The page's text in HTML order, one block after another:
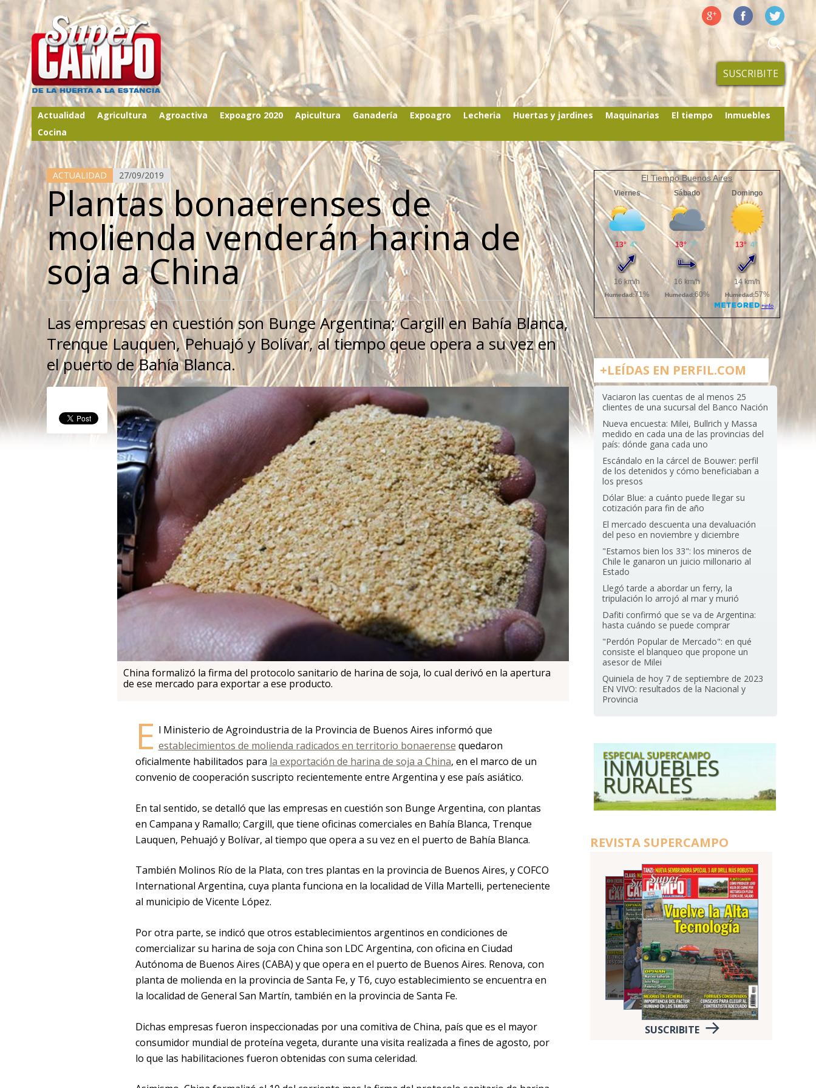
SUSCRIBITE
Actualidad Agricultura Agroactiva Expoagro 2020 Apicultura Ganadería Expoagro Lecheria Huertas y jardines Maquinarias El tiempo
Inmuebles
Cocina
ACTUALIDAD 27/09/2019
Plantas bonaerenses de
molienda venderán harina de
soja a China
Las empresas en cuestión son Bunge Argentina; Cargill en Bahía Blanca,
Trenque Lauquen, Pehuajó y Bolívar, al tiempo qeue opera a su vez en
el puerto de Bahía Blanca.
China formalizó la firma del protocolo sanitario de harina de soja, lo cual derivó en la apertura
de ese mercado para exportar a ese producto.
E l Ministerio de Agroindustria de la Provincia de Buenos Aires informó que
establecimientos de molienda radicados en territorio bonaerense quedaron
oficialmente habilitados para la exportación de harina de soja a China, en el marco de un
convenio de cooperación suscripto recientemente entre Argentina y ese país asiático.
En tal sentido, se detalló que las empresas en cuestión son Bunge Argentina, con plantas
en Campana y Ramallo; Cargill, que tiene oficinas comerciales en Bahía Blanca, Trenque
Lauquen, Pehuajó y Bolívar, al tiempo que opera a su vez en el puerto de Bahía Blanca.
También Molinos Río de la Plata, con tres plantas en la provincia de Buenos Aires, y COFCO
International Argentina, cuya planta funciona en la localidad de Villa Martelli, perteneciente
al municipio de Vicente López.
Por otra parte, se indicó que otros establecimientos argentinos en condiciones de
comercializar su harina de soja con China son LDC Argentina, con oficina en Ciudad
Autónoma de Buenos Aires (CABA) y que opera en el puerto de Buenos Aires. Renova, con
planta de molienda en la provincia de Santa Fe, y T6, cuyo establecimiento se encuentra en
la localidad de General San Martín, también en la provincia de Santa Fe.
Dichas empresas fueron inspeccionadas por una comitiva de China, país que es el mayor
consumidor mundial de proteína vegeta, durante una visita realizada a fines de agosto, por
lo que las habilitaciones fueron obtenidas con suma celeridad.
El Tiempo Buenos Aires
+LEÍDAS EN PERFIL.COM
Vaciaron las cuentas de al menos 25
clientes de una sucursal del Banco Nación
Nueva encuesta: Milei, Bullrich y Massa
medido en cada una de las provincias del
país: dónde gana cada uno
Escándalo en la cárcel de Bouwer: perfil
de los detenidos y cómo beneficiaban a
los presos
Dólar Blue: a cuánto puede llegar su
cotización para fin de año
El mercado descuenta una devaluación
del peso en noviembre y diciembre
"Estamos bien los 33": los mineros de
Chile le ganaron un juicio millonario al
Estado
Llegó tarde a abordar un ferry, la
tripulación lo arrojó al mar y murió
Dafiti confirmó que se va de Argentina:
hasta cuándo se puede comprar
"Perdón Popular de Mercado": en qué
consiste el blanqueo que propone un
asesor de Milei
Quiniela de hoy 7 de septiembre de 2023
EN VIVO: resultados de la Nacional y
Provincia
REVISTA SUPERCAMPO
SUSCRIBITE